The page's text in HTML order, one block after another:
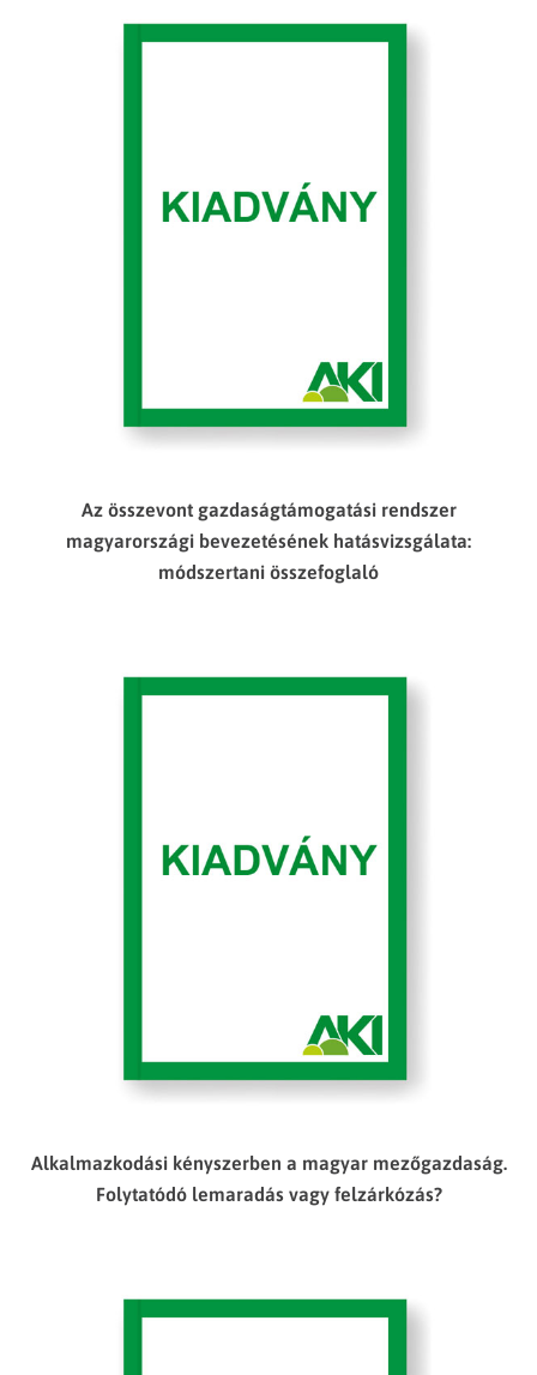
Az összevont gazdaságtámogatási rendszer
magyarországi bevezetésének hatásvizsgálata:
módszertani összefoglaló
Alkalmazkodási kényszerben a magyar mezőgazdaság.
Folytatódó lemaradás vagy felzárkózás?